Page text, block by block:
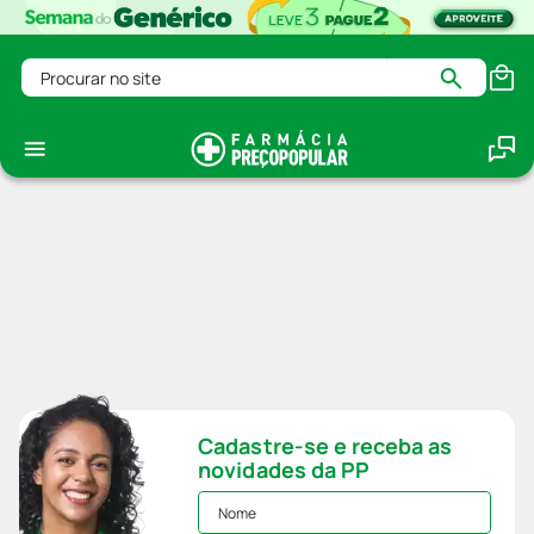
Procurar no site
Cadastre-se e receba as
novidades da PP